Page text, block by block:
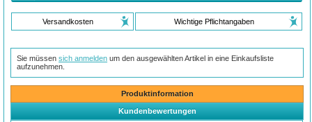
Versandkosten Wichtige Pflichtangaben
Sie müssensich anmelden um den ausgewählten Artikel in eine Einkaufsliste
aufzunehmen.
Produktinformation
Kundenbewertungen